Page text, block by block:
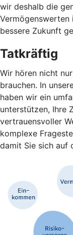
wir deshalb die
Vermögenswerten
bessere Zukunft
Tatkräftig
Wir hören nicht
brauchen. In
haben wir ein
unterstützen, Ihre
vertrauensvoller
komplexe
damit Sie sich auf